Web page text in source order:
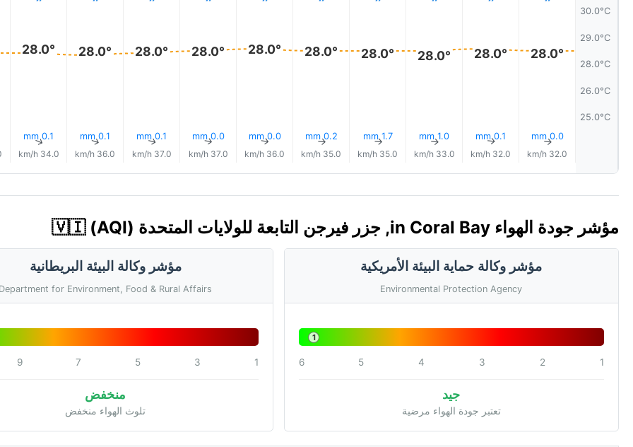
30.0°C
29.0°C
28.0°C
26.0°C
25.0°C
28.0°
0.0 mm
↑
32.0 km/h
28.0°
0.1 mm
↑
32.0 km/h
28.0°
1.0 mm
↑
33.0 km/h
28.0°
1.7 mm
↑
35.0 km/h
28.0°
0.2 mm
↑
35.0 km/h
28.0°
0.0 mm
↑
36.0 km/h
28.0°
0.0 mm
↑
37.0 km/h
28.0°
0.1 mm
↑
37.0 km/h
28.0°
0.1 mm
↑
36.0 km/h
28.0°
0.1 mm
↑
34.0 km/h
مؤشر جودة الهواء in Coral Bay, جزر فيرجن التابعة للولايات المتحدة 🇻🇮 (AQI)
مؤشر وكالة حماية البيئة الأمريكية
Environmental Protection Agency
1
1
2
3
4
5
6
جيد
تعتبر جودة الهواء مرضية
مؤشر وكالة البيئة البريطانية
Department for Environment, Food & Rural Affairs
1
3
5
7
9
منخفض
تلوث الهواء منخفض